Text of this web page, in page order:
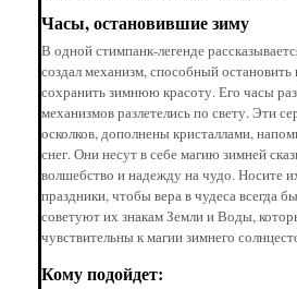
Часы, остановившие зиму
В одной стимпанк-легенде
создал механизм, способный остановить
сохранить зимнюю красоту. Его часы
механизмов разлетелись по свету. Эти
осколков, дополнены кристаллами,
снег. Они несут в себе магию зимней
волшебство и надежду на чудо. Носите
праздники, чтобы вера в чудеса всегда
советуют их знакам Земли и Воды,
чувствительны к магии зимнего
Кому подойдет: